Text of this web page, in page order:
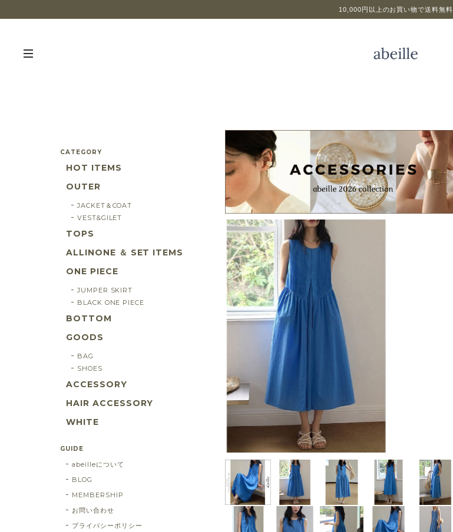
10,000円以上のお買い物で送料無料
CATEGORY
HOT ITEMS
OUTER
JACKET＆COAT
VEST&GILET
TOPS
ALLINONE ＆ SET ITEMS
ONE PIECE
JUMPER SKIRT
BLACK ONE PIECE
BOTTOM
GOODS
BAG
SHOES
ACCESSORY
HAIR ACCESSORY
WHITE
GUIDE
abeilleについて
BLOG
MEMBERSHIP
お問い合わせ
プライバシーポリシー